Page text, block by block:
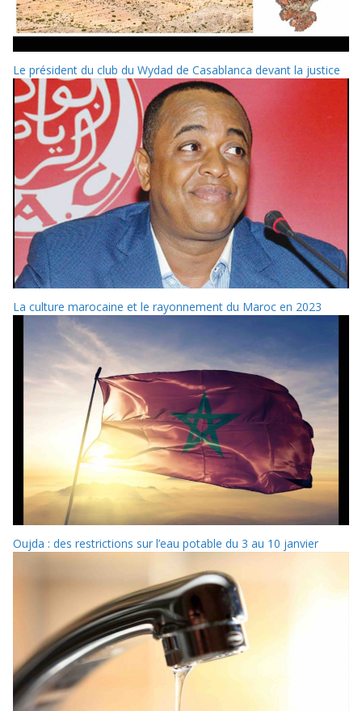
Le président du club du Wydad de Casablanca devant la justice
La culture marocaine et le rayonnement du Maroc en 2023
Oujda : des restrictions sur l’eau potable du 3 au 10 janvier